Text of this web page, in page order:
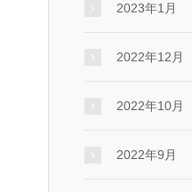
2023年1月
2022年12月
2022年10月
2022年9月